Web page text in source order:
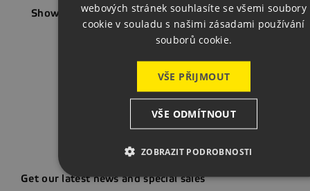
Showing 1-2 of 2 item(s)
Get our latest news and special sales
webových stránek souhlasíte se všemi soubory
cookie v souladu s našimi zásadami používání
souborů cookie.
VŠE PŘIJMOUT
VŠE ODMÍTNOUT
ZOBRAZIT PODROBNOSTI